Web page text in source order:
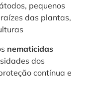
pequenos
das plantas,
nematicidas
dos
contínua e